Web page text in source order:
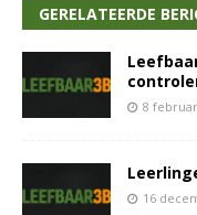
GERELATEERDE
8
16